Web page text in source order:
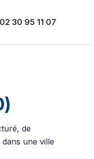
02 30 95 11 07
de
une ville